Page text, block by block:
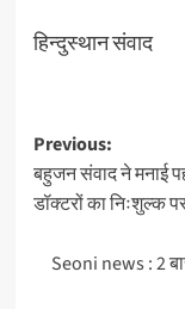
हिन्दुस्थान संवाद
Post
Previous:
बहुजन संवाद ने मनाई
डॉक्टरों का निःशुल्क
Seoni news : 2